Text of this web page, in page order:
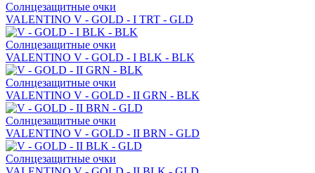
Солнцезащитные очки
VALENTINO V - GOLD - I TRT - GLD
Солнцезащитные очки
VALENTINO V - GOLD - I BLK - BLK
Солнцезащитные очки
VALENTINO V - GOLD - II GRN - BLK
Солнцезащитные очки
VALENTINO V - GOLD - II BRN - GLD
Солнцезащитные очки